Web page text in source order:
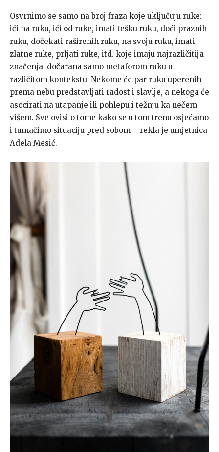
Osvrnimo se samo na broj fraza koje uključuju ruke:
ići na ruku, ići od ruke, imati tešku ruku, doći praznih
ruku, dočekati raširenih ruku, na svoju ruku, imati
zlatne ruke, prljati ruke, itd. koje imaju najrazličitija
značenja, dočarana samo metaforom ruku u
različitom kontekstu. Nekome će par ruku uperenih
prema nebu predstavljati radost i slavlje, a nekoga će
asocirati na utapanje ili pohlepu i težnju ka nečem
višem. Sve ovisi o tome kako se u tom trenu osjećamo
i tumačimo situaciju pred sobom – rekla je umjetnica
Adela Mesić.